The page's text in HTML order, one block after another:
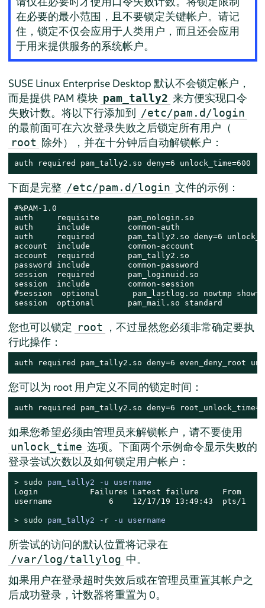
在必要的最小范围，且不要锁定关键帐户。请记
住，锁定不仅会应用于人类用户，而且还会应用
于用来提供服务的系统帐户。
SUSE Linux Enterprise Desktop 默认不会锁定帐户，
而是提供 PAM 模块 pam_tally2 来方便实现口令
失败计数。将以下行添加到 /etc/pam.d/login
的最前面可在六次登录失败之后锁定所有用户（
root 除外），并在十分钟后自动解锁帐户：
auth required pam_tally2.so deny=6 unlock_time=600
下面是完整 /etc/pam.d/login 文件的示例：
#%PAM-1.0
auth     requisite      pam_nologin.so
auth     include        common-auth
auth     required       pam_tally2.so deny=6
account  include        common-account
account  required       pam_tally2.so
password include        common-password
session  required       pam_loginuid.so
session  include        common-session
#session  optional       pam_lastlog.so nowtmp
session  optional       pam_mail.so standard
您也可以锁定 root
，不过显然您必须非常确定要执
行此操作：
auth required pam_tally2.so deny=6 even_deny_root
您可以为 root 用户定义不同的锁定时间：
auth required pam_tally2.so deny=6
如果您希望必须由管理员来解锁帐户，请不要使用
unlock_time 选项。下面两个示例命令显示失败的
登录尝试次数以及如何锁定用户帐户：
> sudo
pam_tally2 -u username
Login           Failures Latest failure     From
username            6    12/17/19 13:49:43  pts/1
> sudo pam_tally2 - r -u username
所尝试的访问的默认位置将记录在
/var/log/tallylog 中。
如果用户在登录超时失效后或在管理员重置其帐户之
后成功登录，计数器将重置为 0。